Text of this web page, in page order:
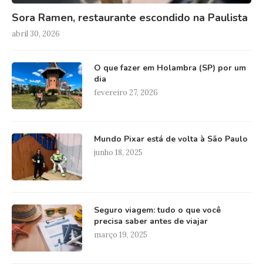
Sora Ramen, restaurante escondido na Paulista
abril 30, 2026
O que fazer em Holambra (SP) por um
dia
fevereiro 27, 2026
Mundo Pixar está de volta à São Paulo
junho 18, 2025
Seguro viagem: tudo o que você
precisa saber antes de viajar
março 19, 2025